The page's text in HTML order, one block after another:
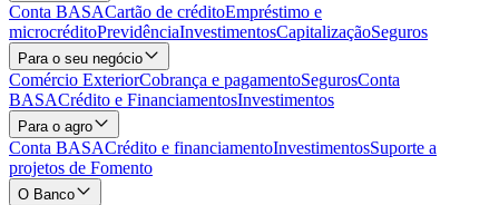
Conta BASACartão de créditoEmpréstimo e
microcréditoPrevidênciaInvestimentosCapitalizaçãoSeguros
Para o seu negócio
Comércio ExteriorCobrança e pagamentoSegurosConta
BASACrédito e FinanciamentosInvestimentos
Para o agro
Conta BASACrédito e financiamentoInvestimentosSuporte a
projetos de Fomento
O Banco